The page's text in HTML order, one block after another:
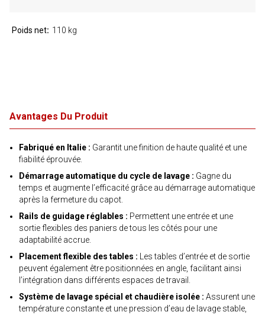
Avantages Du Produit
Fabriqué en Italie : Garantit une finition de haute qualité et une
fiabilité éprouvée.
Démarrage automatique du cycle de lavage : Gagne du
temps et augmente l’efficacité grâce au démarrage automatique
après la fermeture du capot.
Rails de guidage réglables : Permettent une entrée et une
sortie flexibles des paniers de tous les côtés pour une
adaptabilité accrue.
Placement flexible des tables : Les tables d’entrée et de sortie
peuvent également être positionnées en angle, facilitant ainsi
l’intégration dans différents espaces de travail.
Système de lavage spécial et chaudière isolée : Assurent une
température constante et une pression d’eau de lavage stable,
Poids net 110 kg